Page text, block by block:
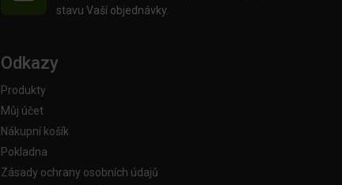
stavu Vaší objednávky.
Odkazy
Produkty
Můj účet
Nákupní košík
Pokladna
Zásady ochrany osobních údajů